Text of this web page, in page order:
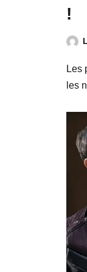
!
Les
les